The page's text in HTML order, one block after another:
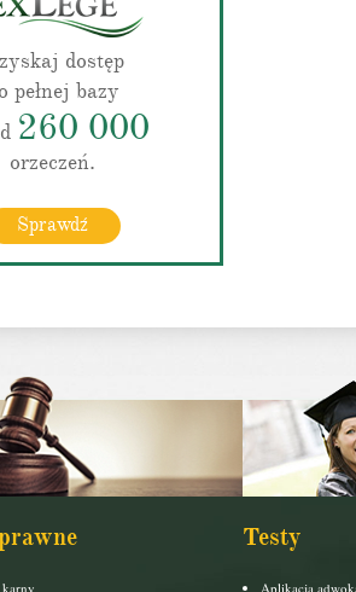
dostęp
pełnej bazy
260 000
orzeczeń.
Sprawdź
Testy
Aplikacja